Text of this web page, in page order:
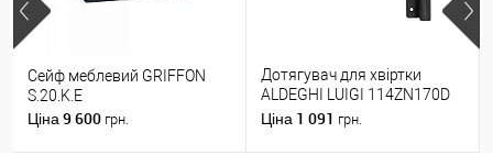
Сейф меблевий GRIFFON
S.20.K.E
Ціна 9 600 грн.
Дотягувач для хвіртки
ALDEGHI LUIGI 114ZN170D
правий ZN чорний цинк
Ціна 1 091 грн.